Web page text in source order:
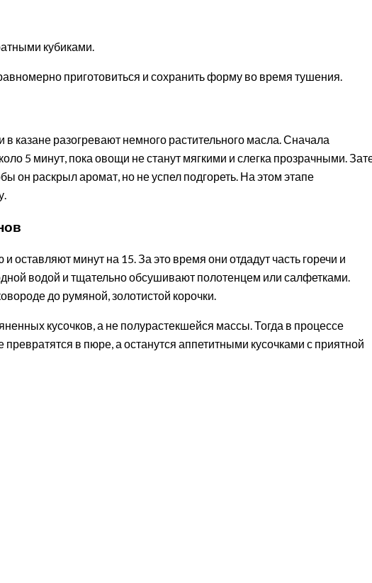
кубиками.
приготовиться и сохранить форму во время тушения.
казане разогревают немного растительного масла. Сначала
5 минут, пока овощи не станут мягкими и слегка прозрачными.
он раскрыл аромат, но не успел подгореть. На этом этапе
минут на 15. За это время они отдадут часть горечи и
водой и тщательно обсушивают полотенцем или салфетками.
до румяной, золотистой корочки.
кусочков, а не полурастекшейся массы. Тогда в процессе
в пюре, а останутся аппетитными кусочками с приятной